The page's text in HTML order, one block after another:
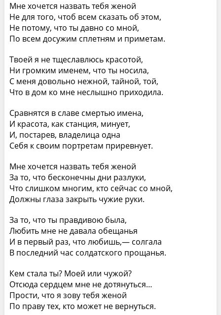
Мне хочется назвать тебя женой
Не для того, чтоб всем сказать об этом,
Не потому, что ты давно со мной,
По всем досужим сплетням и приметам.
Твоей я не тщеславлюсь красотой,
Ни громким именем, что ты носила,
С меня довольно нежной, тайной, той,
Что в дом ко мне неслышно приходила.
Сравнятся в славе смертью имена,
И красота, как станция, минует,
И, постарев, владелица одна
Себя к своим портретам приревнует.
Мне хочется назвать тебя женой
За то, что бесконечны дни разлуки,
Что слишком многим, кто сейчас со мной,
Должны глаза закрыть чужие руки.
За то, что ты правдивою была,
Любить мне не давала обещанья
И в первый раз, что любишь,— солгала
В последний час солдатского прощанья.
Кем стала ты? Моей или чужой?
Отсюда сердцем мне не дотянуться…
Прости, что я зову тебя женой
По праву тех, кто может не вернуться.